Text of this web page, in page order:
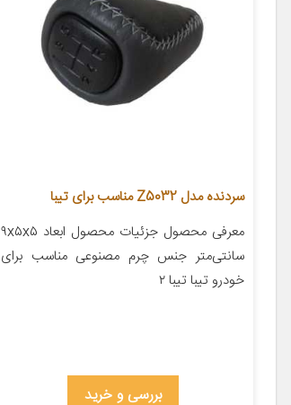
سردنده مدل Z5032 مناسب برای تیبا
معرفی محصول جزئیات محصول ابعاد ۹x۵x۵
سانتی‌متر جنس چرم مصنوعی مناسب برای
خودرو تیبا تیبا ۲
بررسی و خرید